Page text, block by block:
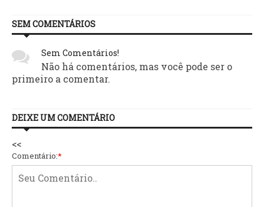
SEM COMENTÁRIOS
Sem Comentários!
Não há comentários, mas você pode ser o
primeiro a comentar.
DEIXE UM COMENTÁRIO
<<
Comentário:*